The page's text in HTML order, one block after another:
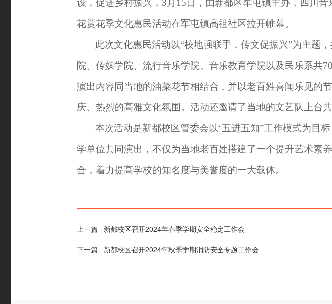
设，促进乡村振兴，3月15日，由新都区军屯镇主办，四川
花赏花季文化惠民活动在军屯镇高祖社区拉开帷幕。
此次文化惠民活动以“校地强联手，传文促振兴”为主题
院、传媒学院、流行音乐学院、音乐教育学院以及民乐系共
演出内容同当地的油菜花节相结合，并以老百姓喜闻乐见的
庆、热烈的高雅文化氛围。活动还邀请了当地的文艺队上台
本次活动是新都校区管委会以“五进五知”工作模式为目
学单位共同演出，不仅为当地老百姓搭建了一个提升艺术素
合，着力提高学校的知名度与美誉度的一大载体。
上一篇 新都校区召开2024年春季学期安全稳定工作会
下一篇 新都校区召开2024年秋季学期消防安全专题工作会